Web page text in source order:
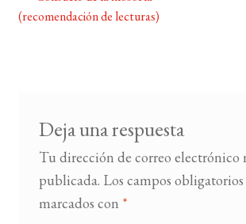
de
(recomendación de lecturas)
Deja una respuesta
Tu dirección de correo electrónico
publicada. Los campos obligatorios
marcados con *